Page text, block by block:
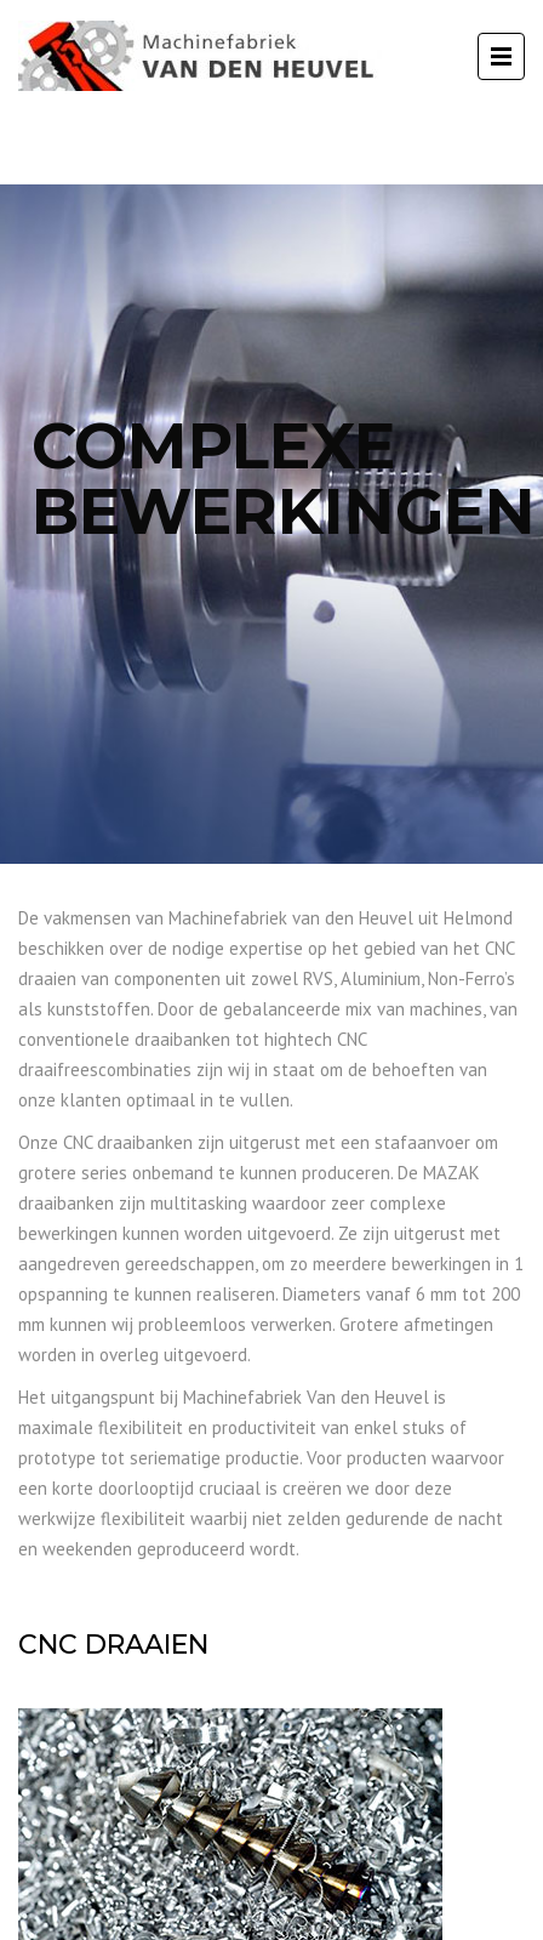
COMPLEXE
BEWERKINGEN
De vakmensen van Machinefabriek van den Heuvel uit Helmond
beschikken over de nodige expertise op het gebied van het CNC
draaien van componenten uit zowel RVS, Aluminium, Non-Ferro’s
als kunststoffen. Door de gebalanceerde mix van machines, van
conventionele draaibanken tot hightech CNC
draaifreescombinaties zijn wij in staat om de behoeften van
onze klanten optimaal in te vullen.
Onze CNC draaibanken zijn uitgerust met een stafaanvoer om
grotere series onbemand te kunnen produceren. De MAZAK
draaibanken zijn multitasking waardoor zeer complexe
bewerkingen kunnen worden uitgevoerd. Ze zijn uitgerust met
aangedreven gereedschappen, om zo meerdere bewerkingen in 1
opspanning te kunnen realiseren. Diameters vanaf 6 mm tot 200
mm kunnen wij probleemloos verwerken. Grotere afmetingen
worden in overleg uitgevoerd.
Het uitgangspunt bij Machinefabriek Van den Heuvel is
maximale flexibiliteit en productiviteit van enkel stuks of
prototype tot seriematige productie. Voor producten waarvoor
een korte doorlooptijd cruciaal is creëren we door deze
werkwijze flexibiliteit waarbij niet zelden gedurende de nacht
en weekenden geproduceerd wordt.
CNC DRAAIEN